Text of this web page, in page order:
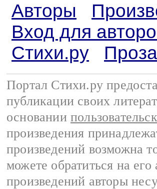
Авторы
Вход для
Стихи.ру
Портал Стихи.ру
публикации своих
основании
произведения
произведений возможна
можете обратиться на его
произведений авторы